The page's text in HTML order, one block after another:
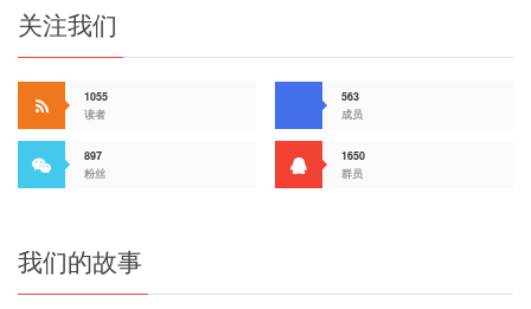
关注我们
1055
读者
563
成员
897
粉丝
1650
群员
我们的故事